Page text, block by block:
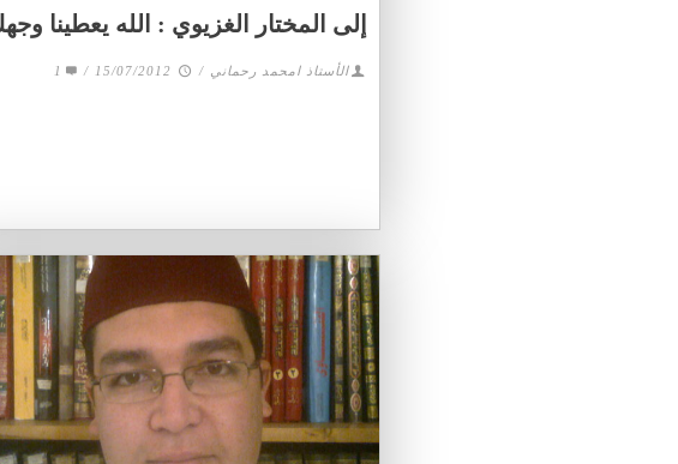
إلى المختار الغزيوي : الله يعطينا
الأستاذ امحمد رحماني /
15/07/2012
/
1